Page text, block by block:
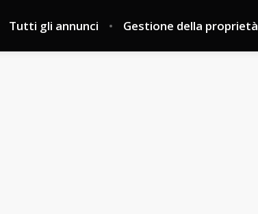
Tutti gli annunci Gestione della proprietà